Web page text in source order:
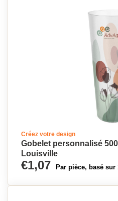
Créez votre design
Gobelet personnalisé
Louisville
€1,07 Par pièce, basé sur